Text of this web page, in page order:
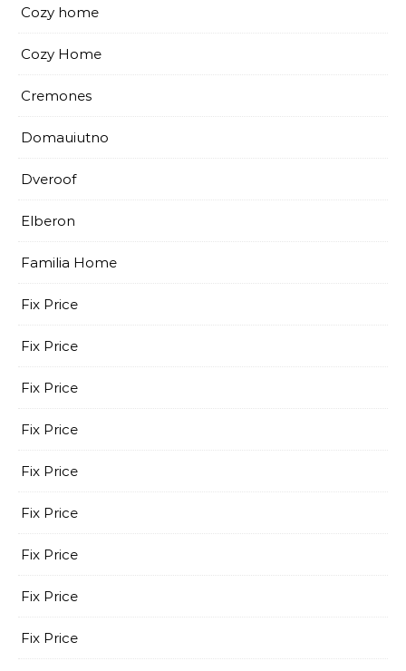
Cozy home
Cozy Home
Cremones
Domauiutno
Dveroof
Elberon
Familia Home
Fix Price
Fix Price
Fix Price
Fix Price
Fix Price
Fix Price
Fix Price
Fix Price
Fix Price